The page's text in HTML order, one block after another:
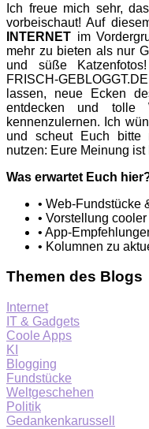
Ich freue mich sehr,
vorbeischaut! Auf
INTERNET im
mehr zu bieten als nur
und süße
FRISCH-
lassen, neue Ecken
entdecken und tolle
kennenzulernen. Ich
und scheut Euch bitte
nutzen: Eure Meinung ist
Was erwartet Euch
• Web-Fundstücke
• Vorstellung
• App-
• Kolumnen zu
Themen des Blogs
Internet
IT & Gadgets
Coole Apps
KI
Blogging
Fundstücke
Weltgeschehen
Politik
Gedankenkarussell